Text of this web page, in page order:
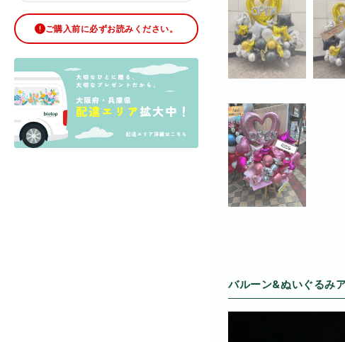
ご購入前に必ずお読みください。
> シャボンフラワー
> ブリザードフラワー
> ボックスフラワー
> ローズベア
> 金額調整オプション
バルーン&ぬいぐるみ